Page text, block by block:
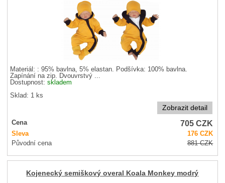
Materiál: : 95% bavlna, 5% elastan. Podšívka: 100% bavlna.
Zapínání na zip. Dvouvrstvý ...
Dostupnost:skladem
Sklad: 1 ks
Zobrazit detail
Cena 705CZK
Sleva 176CZK
Původní cena
881CZK
Kojenecký semiškový overal Koala Monkey modrý